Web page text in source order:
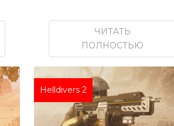
ЧИТАТЬ
ПОЛНОСТЬЮ
Helldivers 2